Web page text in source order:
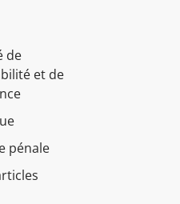
de
et de
pénale